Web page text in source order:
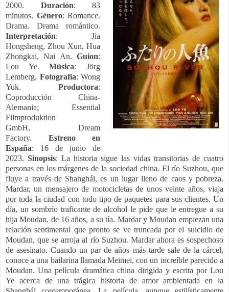
2000. Duración: 83
minutos. Género: Romance.
Drama. Drama romántico.
Interpretación:Jia
Hongsheng, Zhou Xun,Hua
Zhongkai,Nai An.Guion:
Lou Ye.Música: Jörg
Lemberg. Fotografía: Wong
Yuk.Productora:
Coproducción China-
Alemania;Essential
Filmproduktion
GmbH,Dream
Factory. Estreno en
España: 16 de junio de
2023. Sinopsis: La historia sigue las vidas transitorias de cuatro
personas en los márgenes de la sociedad china. El río Suzhou, que
fluye a través de Shanghái, es un lugar lleno de caos y pobreza.
Mardar, un mensajero de motocicletas de unos veinte años, viaja
por toda la ciudad con todo tipo de paquetes para sus clientes. Un
día, un sombrío traficante de alcohol le pide que le entregue a su
hija Moudan, de 16 años, a su tía. Mardar y Moudan empiezan una
relación sentimental que pronto se ve truncada por el suicidio de
Moudan, que se arroja al río Suzhou. Mardar ahora es sospechoso
de asesinato. Cuando un par de años más tarde sale de la cárcel,
conoce a una bailarina llamada Meimei, con un increíble parecido a
Moudan. Una película dramática china dirigida y escrita por Lou
Ye acerca de una trágica historia de amor ambientada en la